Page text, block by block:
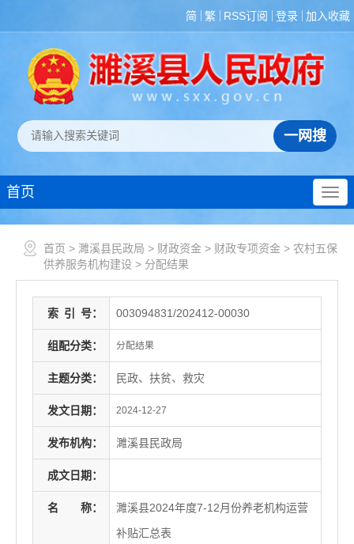
简 繁 RSS订阅 登录 加入收藏
首页
首页 > 濉溪县民政局 > 财政资金 > 财政专项资金 > 农村五保
供养服务机构建设 > 分配结果
索 引 号： 003094831/202412-00030
组配分类： 分配结果
主题分类： 民政、扶贫、救灾
发文日期： 2024-12-27
发布机构： 濉溪县民政局
成文日期：
名 称：
濉溪县2024年度7-12月份养老机构运营
补贴汇总表